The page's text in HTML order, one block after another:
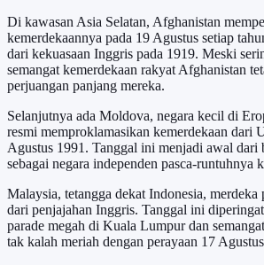
Di kawasan Asia Selatan, Afghanistan
kemerdekaannya pada 19 Agustus setiap
dari kekuasaan Inggris pada 1919. Meski
semangat kemerdekaan rakyat Afghanistan
perjuangan panjang mereka.
Selanjutnya ada Moldova, negara kecil di
resmi memproklamasikan kemerdekaan dari
Agustus 1991. Tanggal ini menjadi awal
sebagai negara independen pasca-runtuhnya
Malaysia, tetangga dekat Indonesia, merdeka
dari penjajahan Inggris. Tanggal ini
parade megah di Kuala Lumpur dan
tak kalah meriah dengan perayaan 17